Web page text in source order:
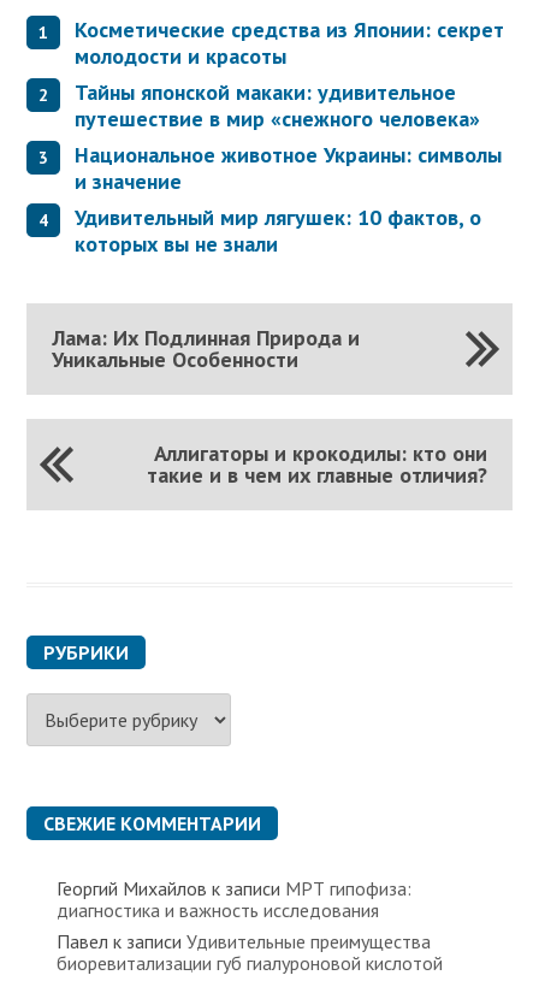
Косметические средства из Японии: секрет
молодости и красоты
Тайны японской макаки: удивительное
путешествие в мир «снежного человека»
Национальное животное Украины: символы
и значение
Удивительный мир лягушек: 10 фактов, о
которых вы не знали
Лама: Их Подлинная Природа и
Уникальные Особенности
Аллигаторы и крокодилы: кто они
такие и в чем их главные отличия?
РУБРИКИ
б
к
и СВЕЖИЕ КОММЕНТАРИИ
Георгий Михайлов к записи МРТ гипофиза:
диагностика и важность исследования
Павел к записиУдивительные преимущества
биоревитализации губ гиалуроновой кислотой